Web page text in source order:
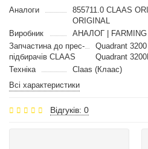
Аналоги
855711.0 CLAAS
ORIGINAL
Виробник
АНАЛОГ | FARMING
Запчастина до прес-
підбирачів CLAAS
Quadrant
Quadrant
Техніка
Claas (Клаас)
Всі характеристики
Відгуків: 0